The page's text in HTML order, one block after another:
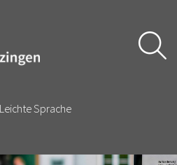
Leichte Sprache